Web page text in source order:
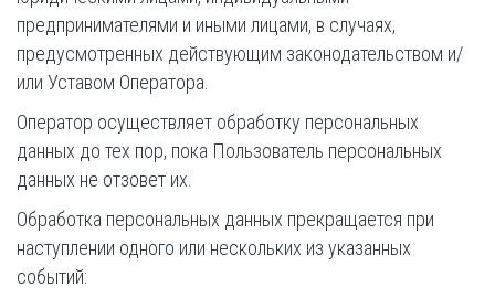
предпринимателями и иными лицами, в случаях,
предусмотренных действующим законодательством и/
или Уставом Оператора.
Оператор осуществляет обработку персональных
данных до тех пор, пока Пользователь персональных
данных не отзовет их.
Обработка персональных данных прекращается при
наступлении одного или нескольких из указанных
событий: